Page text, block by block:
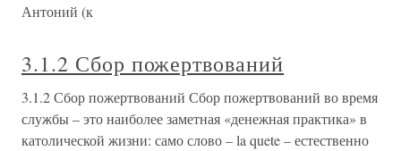
Антоний (к
3.1.2 Сбор пожертвований
3.1.2 Сбор пожертвований Сбор пожертвований во время
службы – это наиболее заметная «денежная практика» в
католической жизни: само слово – la quete – естественно